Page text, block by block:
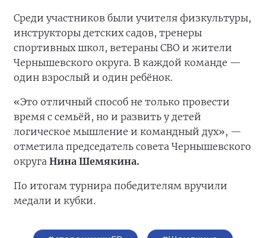
Среди участников были учителя физкультуры,
инструкторы детских садов, тренеры
спортивных школ, ветераны СВО и жители
Чернышевского округа. В каждой команде —
один взрослый и один ребёнок.
«Это отличный способ не только провести
время с семьёй, но и развить у детей
логическое мышление и командный дух», —
отметила председатель совета Чернышевского
округа Нина Шемякина.
По итогам турнира победителям вручили
медали и кубки.